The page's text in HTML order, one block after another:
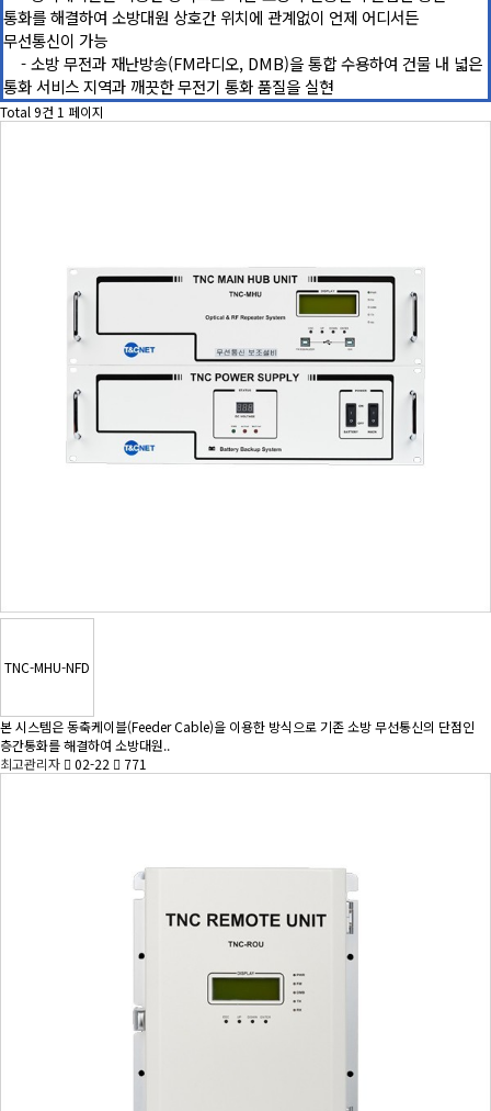
통화를 해결하여 소방대원 상호간 위치에 관계없이 언제 어디서든
무선통신이 가능
- 소방 무전과 재난방송(FM라디오, DMB)을 통합 수용하여 건물 내 넓은
통화 서비스 지역과 깨끗한 무전기 통화 품질을 실현
Total 9건 1 페이지
TNC-MHU-NFD
본 시스템은 동축케이블(Feeder Cable)을 이용한 방식으로 기존 소방 무선통신의 단점인
층간통화를 해결하여 소방대원..
최고관리자
02-22 771